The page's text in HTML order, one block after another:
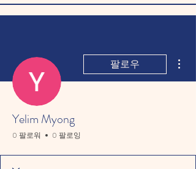
팔로우
Yelim Myong
0 팔로워 0 팔로잉